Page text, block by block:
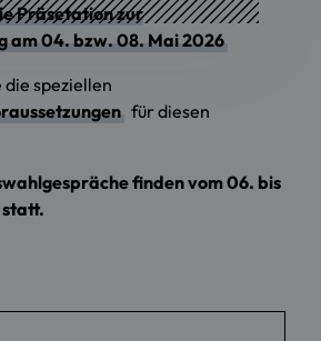
Präsetation zur
am 04. bzw. 08. Mai 2026
speziellen
für diesen
finden vom 06. bis
statt.